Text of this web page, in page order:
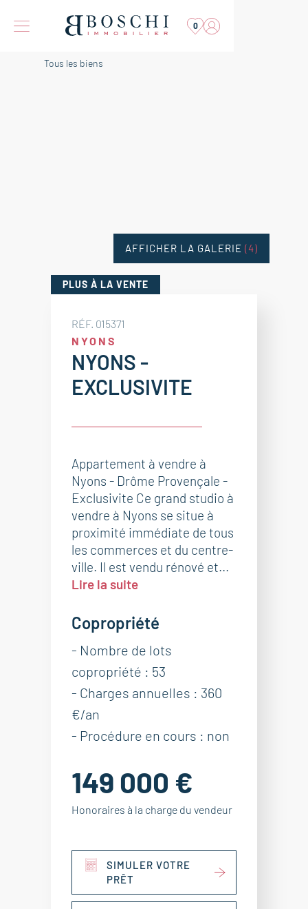
0
Tous les biens
PLUS À LA VENTE
RÉF. 015371
NYONS
NYONS -
EXCLUSIVITE
Appartement à vendre à
Nyons - Drôme Provençale -
Exclusivite Ce grand studio à
vendre à Nyons se situe à
proximité immédiate de tous
les commerces et du centre-
ville. Il est vendu rénové et...
Lire la suite
Copropriété
- Nombre de lots
copropriété : 53
- Charges annuelles : 360
€/an
- Procédure en cours : non
149 000 €
Honoraires à la charge du vendeur
SIMULER VOTRE
PRÊT
AFFICHER LA GALERIE (4)